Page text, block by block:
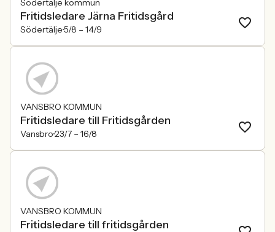
Södertälje kommun
Fritidsledare Järna Fritidsgård
Södertälje5/8 – 14/9
VANSBRO KOMMUN
Fritidsledare till Fritidsgården
Vansbro23/7 – 16/8
VANSBRO KOMMUN
Fritidsledare till fritidsgården